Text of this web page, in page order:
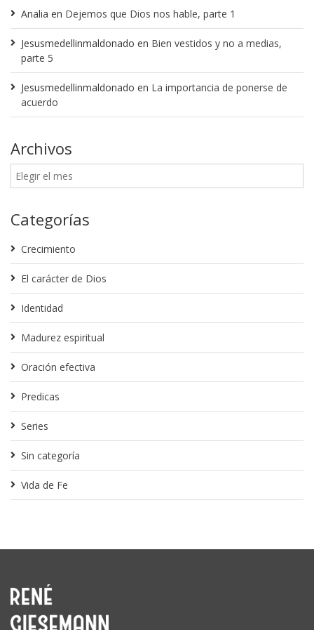
Analia en Dejemos que Dios nos hable, parte 1
Jesusmedellinmaldonado en Bien vestidos y no a medias,
parte 5
Jesusmedellinmaldonado en La importancia de ponerse de
acuerdo
Archivos
Categorías
Crecimiento
El carácter de Dios
Identidad
Madurez espiritual
Oración efectiva
Predicas
Series
Sin categoría
Vida de Fe